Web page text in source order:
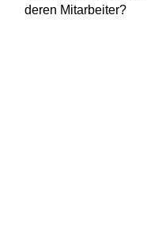
deren Mitarbeiter?